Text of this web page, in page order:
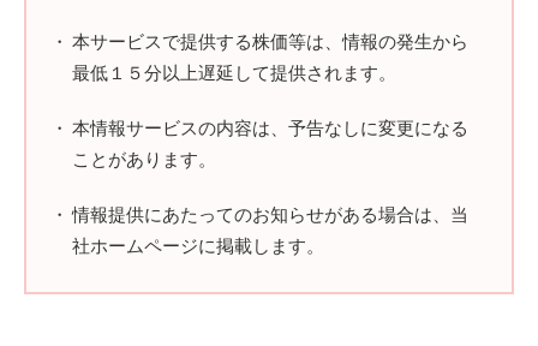
本サービスで提供する株価等は、情報の発生から
最低１５分以上遅延して提供されます。
本情報サービスの内容は、予告なしに変更になる
ことがあります。
情報提供にあたってのお知らせがある場合は、当
社ホームページに掲載します。